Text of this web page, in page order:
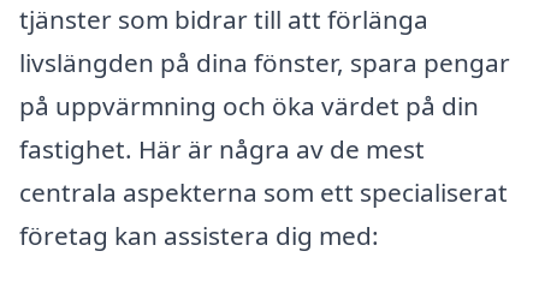
tjänster som bidrar till att förlänga
livslängden på dina fönster, spara pengar
på uppvärmning och öka värdet på din
fastighet. Här är några av de mest
centrala aspekterna som ett specialiserat
företag kan assistera dig med: